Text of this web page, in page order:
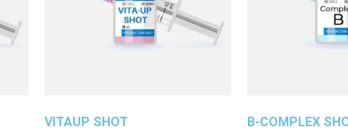
VITAUP SHOT B-COMPLEX